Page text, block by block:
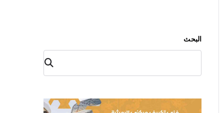
البحث
البح
ث